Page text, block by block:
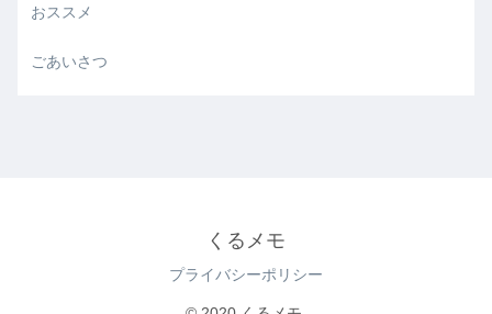
おススメ
ごあいさつ
くるメモ
プライバシーポリシー